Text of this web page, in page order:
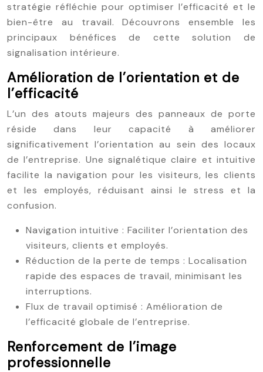
stratégie réfléchie pour optimiser l’efficacité et le
bien-être au travail. Découvrons ensemble les
principaux bénéfices de cette solution de
signalisation intérieure.
Amélioration de l’orientation et de
l’efficacité
L’un des atouts majeurs des panneaux de porte
réside dans leur capacité à améliorer
significativement l’orientation au sein des locaux
de l’entreprise. Une signalétique claire et intuitive
facilite la navigation pour les visiteurs, les clients
et les employés, réduisant ainsi le stress et la
confusion.
Navigation intuitive : Faciliter l’orientation des
visiteurs, clients et employés.
Réduction de la perte de temps : Localisation
rapide des espaces de travail, minimisant les
interruptions.
Flux de travail optimisé : Amélioration de
l’efficacité globale de l’entreprise.
Renforcement de l’image
professionnelle